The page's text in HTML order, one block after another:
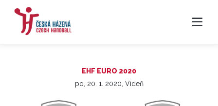
EHF EURO 2020
po, 20. 1. 2020, Vídeň